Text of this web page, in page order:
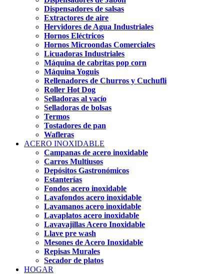
Dispensadores de salsas
Extractores de aire
Hervidores de Agua Industriales
Hornos Eléctricos
Hornos Microondas Comerciales
Licuadoras Industriales
Máquina de cabritas pop corn
Máquina Yoguis
Rellenadores de Churros y Cuchufli
Roller Hot Dog
Selladoras al vacío
Selladoras de bolsas
Termos
Tostadores de pan
Wafleras
ACERO INOXIDABLE
Campanas de acero inoxidable
Carros Multiusos
Depósitos Gastronómicos
Estanterías
Fondos acero inoxidable
Lavafondos acero inoxidable
Lavamanos acero inoxidable
Lavaplatos acero inoxidable
Lavavajillas Acero Inoxidable
Llave pre wash
Mesones de Acero Inoxidable
Repisas Murales
Secador de platos
HOGAR